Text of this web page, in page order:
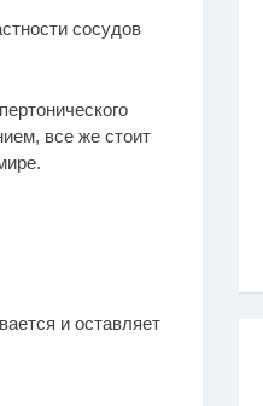
сосудов
все же стоит
и оставляет